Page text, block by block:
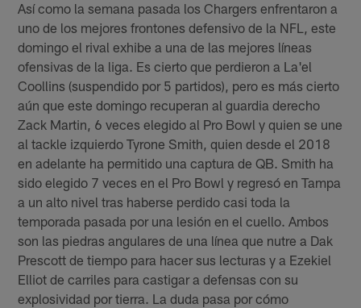
Así como la semana pasada los Chargers enfrentaron a
uno de los mejores frontones defensivo de la NFL, este
domingo el rival exhibe a una de las mejores líneas
ofensivas de la liga. Es cierto que perdieron a La'el
Coollins (suspendido por 5 partidos), pero es más cierto
aún que este domingo recuperan al guardia derecho
Zack Martin, 6 veces elegido al Pro Bowl y quien se une
al tackle izquierdo Tyrone Smith, quien desde el 2018
en adelante ha permitido una captura de QB. Smith ha
sido elegido 7 veces en el Pro Bowl y regresó en Tampa
a un alto nivel tras haberse perdido casi toda la
temporada pasada por una lesión en el cuello. Ambos
son las piedras angulares de una línea que nutre a Dak
Prescott de tiempo para hacer sus lecturas y a Ezekiel
Elliot de carriles para castigar a defensas con su
explosividad por tierra. La duda pasa por cómo